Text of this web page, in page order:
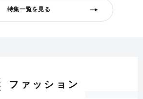
特集一覧を見る
ファッション